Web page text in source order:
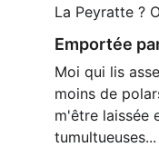
Emportée
Moi qui lis
moins de
m'être laissée
La Peyratte ?